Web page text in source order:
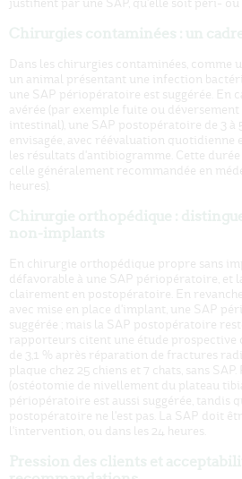
justifient par une SAP, qu'elle soit péri-
Dans les chirurgies contaminées, comme
un animal présentant une infection
une SAP périopératoire est suggérée. En
avérée (par exemple fuite ou
intestinal), une SAP postopératoire de 3 à
envisagée, avec réévaluation quotidienne
les résultats d'antibiogramme. Cette
celle généralement recommandée en
heures).
En chirurgie orthopédique propre sans
défavorable à une SAP périopératoire, et
clairement en postopératoire. En
avec mise en place d'implant, une SAP
suggérée ; mais la SAP postopératoire
rapporteurs citent une étude prospective
de 3,1 % après réparation de fractures
plaque chez 25 chiens et 7 chats, sans
(ostéotomie de nivellement du plateau
périopératoire est aussi suggérée, tandis
postopératoire ne l'est pas. La SAP doit
l'intervention, ou dans les 24 heures.